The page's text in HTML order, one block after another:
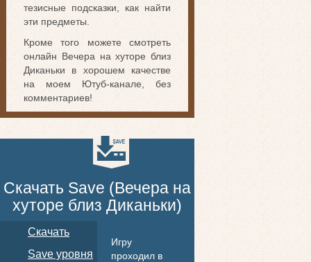
тезисные подсказки, как найти
эти предметы.
Кроме того можете смотреть
онлайн Вечера на хуторе близ
Диканьки в хорошем качестве
на моем Ютуб-канале, без
комментариев!
Скачать Save (Вечера на
хуторе близ Диканьки)
Скачать
Save уровня
Игру
проходил в